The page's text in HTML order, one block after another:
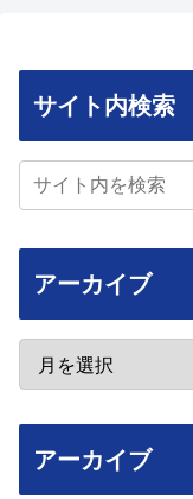
サイト内検索
アーカイブ
アーカイブ